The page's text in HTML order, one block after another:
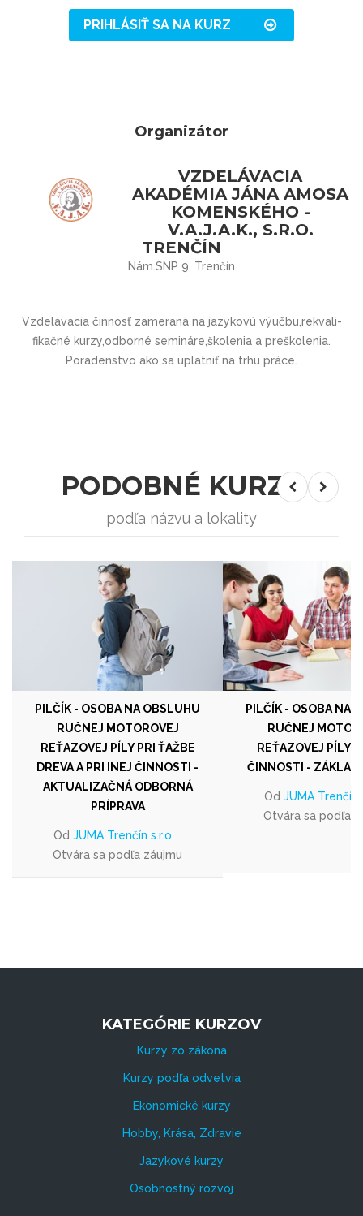
PRIHLÁSIŤ SA NA KURZ
Organizátor
VZDELÁVACIA
AKADÉMIA JÁNA AMOSA
KOMENSKÉHO -
V.A.J.A.K., S.R.O.
TRENČÍN
Nám.SNP 9, Trenčín
Vzdelávacia činnosť zameraná na jazykovú výučbu,rekvali­
fikačné kurzy,odborné semináre,školenia a preškolenia.
Poradenstvo ako sa uplatniť na trhu práce.
PODOBNÉ KURZY
podľa názvu a lokality
PILČÍK - OSOBA NA OBSLUHU
RUČNEJ MOTOROVEJ
REŤAZOVEJ PÍLY PRI ŤAŽBE
DREVA A PRI INEJ ČINNOSTI -
AKTUALIZAČNÁ ODBORNÁ
PRÍPRAVA
Od JUMA Trenčín s.r.o.
Otvára sa podľa záujmu
PILČÍK - OSOBA NA
RUČNEJ
REŤAZOVEJ PÍLY
ČINNOSTI -
Od JUMA Trenčín
Otvára sa podľa
KATEGÓRIE KURZOV
Kurzy zo zákona
Kurzy podľa odvetvia
Ekonomické kurzy
Hobby, Krása, Zdravie
Jazykové kurzy
Osobnostný rozvoj